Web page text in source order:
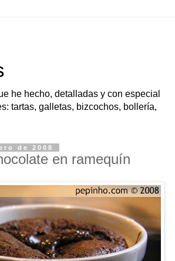
he hecho, detalladas y con especial
tartas, galletas, bizcochos, bollería,
de 2008
en ramequín